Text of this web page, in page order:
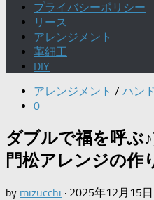
プライバシーポリシー
リース
アレンジメント
革細工
DIY
アレンジメント / ハン
0
ダブルで福を呼ぶ
門松アレンジの作
by mizucchi · 2025年12月15日